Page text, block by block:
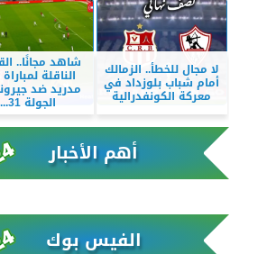
لا مجال للخطأ.. الزمالك
أمام شباب بلوزداد في
معركة الكونفدرالية
شاهد مجانًا..
الناقلة
مدريد ضد
الجولة 31...
أهم الأخبار
الفيس بوك